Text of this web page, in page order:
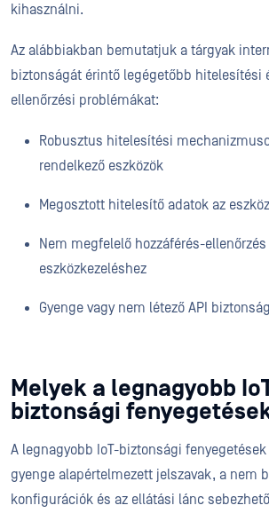
kihasználni.
Az alábbiakban bemutatjuk a tárgyak
biztonságát érintő legégetőbb hitelesítési
ellenőrzési problémákat:
Robusztus hitelesítési
rendelkező eszközök
Megosztott hitelesítő adatok az
Nem megfelelő hozzáférés-ellenőrzés
eszközkezeléshez
Gyenge vagy nem létező API biztonság
Melyek a legnagyobb
biztonsági
A legnagyobb IoT-biztonsági
gyenge alapértelmezett jelszavak, a nem
konfigurációk és az ellátási lánc